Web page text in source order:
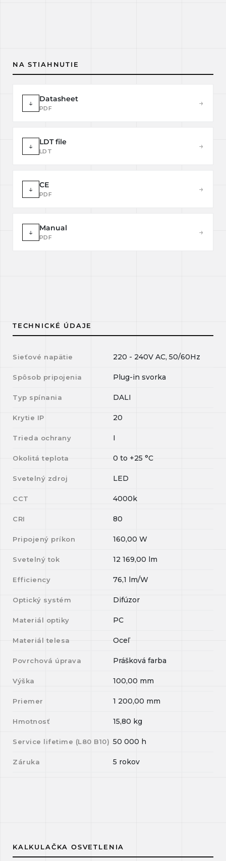
NA STIAHNUTIE
↓ Datasheet
PDF
→
↓ LDT file
LDT
→
↓ CE
PDF
→
↓ Manual
PDF
→
TECHNICKÉ ÚDAJE
Sieťové napätie 220 - 240V AC, 50/60Hz
Spôsob pripojenia Plug-in svorka
Typ spínania DALI
Krytie IP 20
Trieda ochrany I
Okolitá teplota 0 to +25 °C
Svetelný zdroj LED
CCT 4000k
CRI 80
Pripojený príkon 160,00 W
Svetelný tok 12 169,00 lm
Efficiency 76,1 lm/W
Optický systém Difúzor
Materiál optiky PC
Materiál telesa Oceľ
Povrchová úprava Prášková farba
Výška 100,00 mm
Priemer 1 200,00 mm
Hmotnosť 15,80 kg
Service lifetime (L80 B10) 50 000 h
Záruka 5 rokov
KALKULAČKA OSVETLENIA